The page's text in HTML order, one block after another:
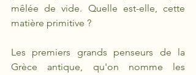
mêlée de vide. Quelle est-elle, cette
matière primitive ?
Les premiers grands penseurs de la
Grèce antique, qu'on nomme les